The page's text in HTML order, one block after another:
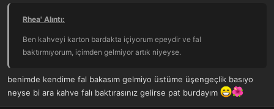
Rhea' Alıntı:
Ben kahveyi karton bardakta içiyorum epeydir ve fal
baktırmıyorum, içimden gelmiyor artık niyeyse.
benimde kendime fal bakasım gelmiyo üstüme üşengeçlik basıyo
neyse bi ara kahve falı baktırasınız gelirse pat burdayım